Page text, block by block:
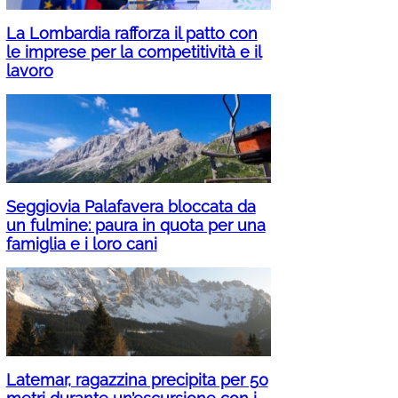
La Lombardia rafforza il patto con
le imprese per la competitività e il
lavoro
Seggiovia Palafavera bloccata da
un fulmine: paura in quota per una
famiglia e i loro cani
Latemar, ragazzina precipita per 50